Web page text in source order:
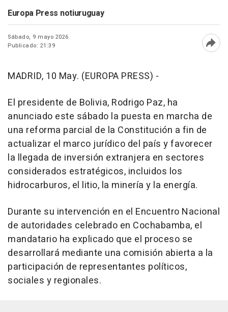
Europa Press notiuruguay
Sábado, 9 mayo 2026
Publicado: 21:39
MADRID, 10 May. (EUROPA PRESS) -
El presidente de Bolivia, Rodrigo Paz, ha
anunciado este sábado la puesta en marcha de
una reforma parcial de la Constitución a fin de
actualizar el marco jurídico del país y favorecer
la llegada de inversión extranjera en sectores
considerados estratégicos, incluidos los
hidrocarburos, el litio, la minería y la energía.
Durante su intervención en el Encuentro Nacional
de autoridades celebrado en Cochabamba, el
mandatario ha explicado que el proceso se
desarrollará mediante una comisión abierta a la
participación de representantes políticos,
sociales y regionales.